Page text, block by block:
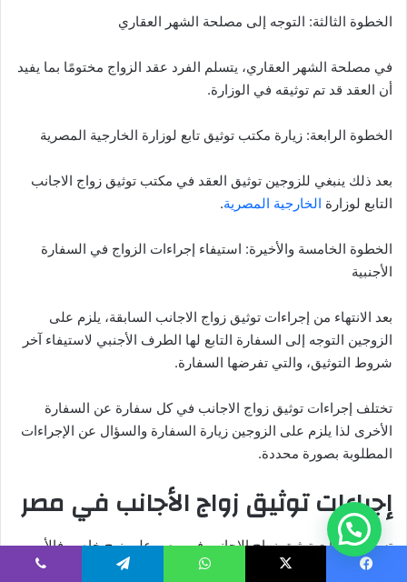
الخطوة الثالثة: التوجه إلى مصلحة الشهر العقاري
في مصلحة الشهر العقاري، يتسلم الفرد عقد الزواج مختومًا بما يفيد
أن العقد قد تم توثيقه في الوزارة.
الخطوة الرابعة: زيارة مكتب توثيق تابع لوزارة الخارجية المصرية
بعد ذلك ينبغي للزوجين توثيق العقد في مكتب توثيق زواج الاجانب
التابع لوزارة الخارجية المصرية.
الخطوة الخامسة والأخيرة: استيفاء إجراءات الزواج في السفارة
الأجنبية
بعد الانتهاء من إجراءات توثيق زواج الاجانب السابقة، يلزم على
الزوجين التوجه إلى السفارة التابع لها الطرف الأجنبي لاستيفاء آخر
شروط التوثيق، والتي تفرضها السفارة.
تختلف إجراءات توثيق زواج الاجانب في كل سفارة عن السفارة
الأخرى لذا يلزم على الزوجين زيارة السفارة والسؤال عن الإجراءات
المطلوبة بصورة محددة.
إجراءات توثيق زواج الأجانب في مصر
تسير إجراءات توثيق زواج الاجانب في مصر على نهج خاص، فالأمر
يتطلب عمل بعض الخطوات لإتمام عملية التوثيق، وهي كالتالي: